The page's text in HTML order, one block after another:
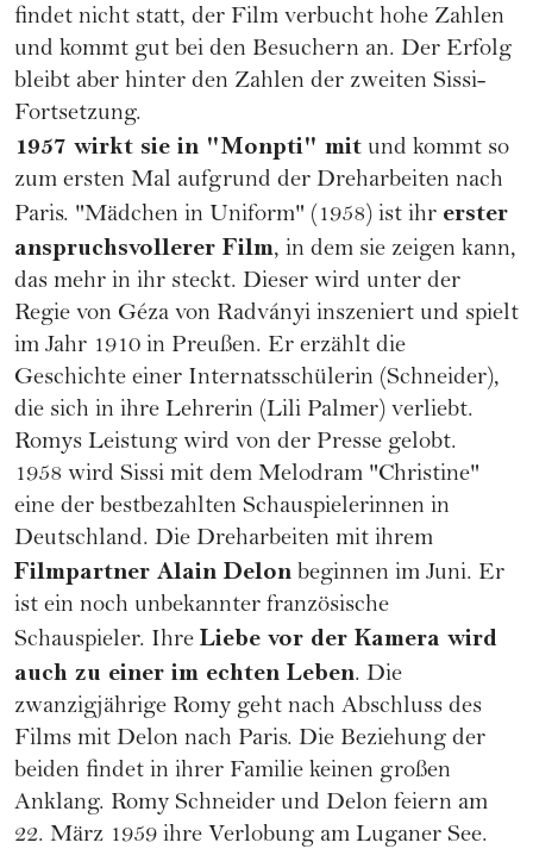
findet nicht statt, der Film verbucht hohe Zahlen
und kommt gut bei den Besuchern an. Der Erfolg
bleibt aber hinter den Zahlen der zweiten Sissi-
Fortsetzung.
1957 wirkt sie in "Monpti" mit und kommt so
zum ersten Mal aufgrund der Dreharbeiten nach
Paris. "Mädchen in Uniform" (1958) ist ihr erster
anspruchsvollerer Film, in dem sie zeigen kann,
das mehr in ihr steckt. Dieser wird unter der
Regie von Géza von Radványi inszeniert und spielt
im Jahr 1910 in Preußen. Er erzählt die
Geschichte einer Internatsschülerin (Schneider),
die sich in ihre Lehrerin (Lili Palmer) verliebt.
Romys Leistung wird von der Presse gelobt.
1958 wird Sissi mit dem Melodram "Christine"
eine der bestbezahlten Schauspielerinnen in
Deutschland. Die Dreharbeiten mit ihrem
Filmpartner Alain Delon beginnen im Juni. Er
ist ein noch unbekannter französische
Schauspieler. Ihre Liebe vor der Kamera wird
auch zu einer im echten Leben. Die
zwanzigjährige Romy geht nach Abschluss des
Films mit Delon nach Paris. Die Beziehung der
beiden findet in ihrer Familie keinen großen
Anklang. Romy Schneider und Delon feiern am
22. März 1959 ihre Verlobung am Luganer See.